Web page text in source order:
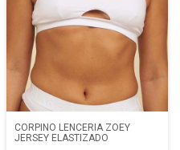
CORPIÑO LENCERIA ZOEY
JERSEY ELASTIZADO